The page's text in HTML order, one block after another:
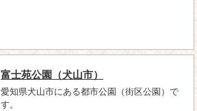
富士苑公園（犬山市）
愛知県犬山市にある都市公園（街区公園）で
す。